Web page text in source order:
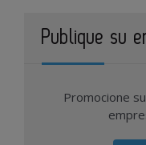
Publique su
Promocione